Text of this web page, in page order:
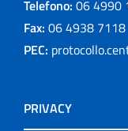
Telefono: 06 4990
Fax: 06 4938 7118
PEC:
PRIVACY